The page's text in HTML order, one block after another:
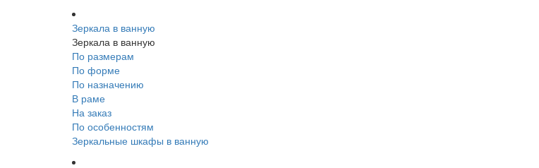
Зеркала в ванную
Зеркала в ванную
По размерам
По форме
По назначению
В раме
На заказ
По особенностям
Зеркальные шкафы в ванную